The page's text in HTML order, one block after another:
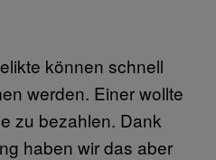
können schnell
werden. Einer wollte
zu bezahlen. Dank
haben wir das aber